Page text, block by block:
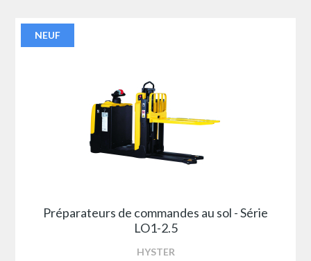
NEUF
Préparateurs de commandes au sol - Série
LO1-2.5
HYSTER